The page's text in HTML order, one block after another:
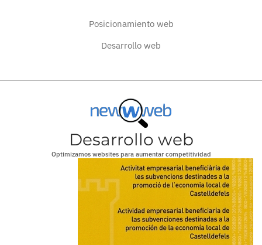
Posicionamiento web
Desarrollo web
Desarrollo web
Optimizamos websites para aumentar competitividad